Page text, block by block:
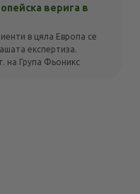
верига в
в цяла Европа се
експертиза.
на Група Фьоникс